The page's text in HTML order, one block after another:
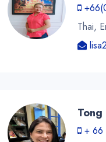
Thai,
Tong
+ 66